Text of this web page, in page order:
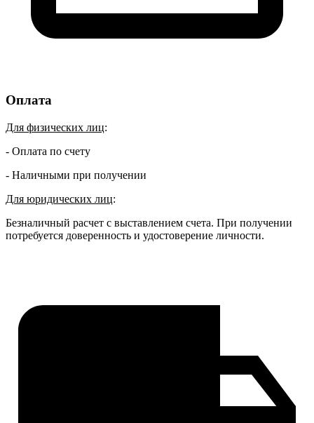
Оплата
Для физических лиц:
- Оплата по счету
- Наличными при получении
Для юридических лиц:
Безналичный расчет с выставлением счета. При получении
потребуется доверенность и удостоверение личности.